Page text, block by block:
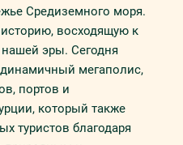
Средиземного моря.
восходящую к
эры. Сегодня
мегаполис,
портов и
который также
туристов благодаря